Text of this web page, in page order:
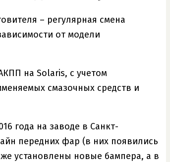
– регулярная смена
от модели
на Solaris, с учетом
смазочных средств и
года на заводе в Санкт-
передних фар (в них появились
установлены новые бампера, а в